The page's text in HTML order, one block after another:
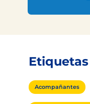
Acompañantes